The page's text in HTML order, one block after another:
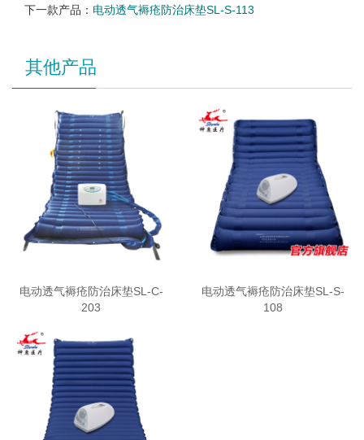
下一款产品： 电动透气褥疮防治床垫SL-S-113
其他产品
电动透气褥疮防治床垫SL-C-
203
电动透气褥疮防治床垫SL-S-
108